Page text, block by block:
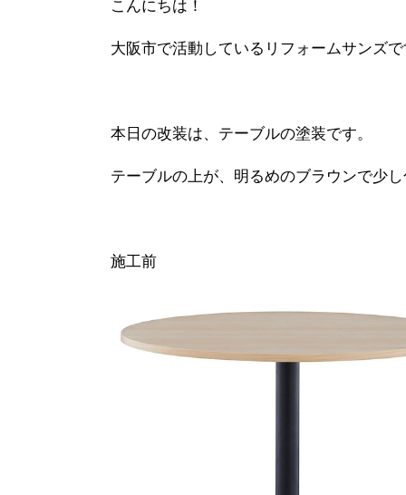
こんにちは！
大阪市で活動しているリフォームサンズ
本日の改装は、テーブルの塗装です。
テーブルの上が、明るめのブラウンで少
施工前